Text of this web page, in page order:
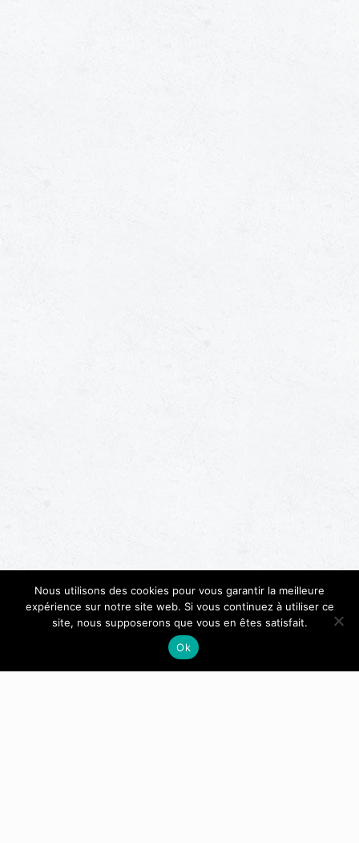
Nous utilisons des cookies pour vous garantir la meilleure
expérience sur notre site web. Si vous continuez à utiliser ce
site, nous supposerons que vous en êtes satisfait.
Ok